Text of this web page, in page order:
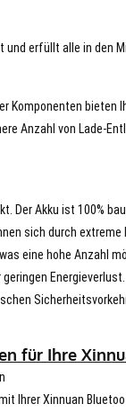
und erfüllt alle in den
Komponenten bieten
Anzahl von Lade-
Der Akku ist 100%
sich durch extreme
eine hohe Anzahl
Energieverlust.
für Ihre
Ihrer Xinnuan